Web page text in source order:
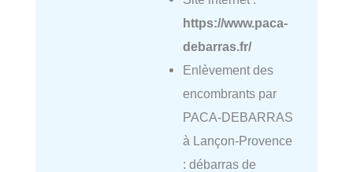
https://www.paca-
debarras.fr/
Enlèvement des
encombrants par
PACA-DEBARRAS
à Lançon-Provence
: débarras de